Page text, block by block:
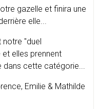
gazelle et finira une
elle...
"duel
elles prennent
dans cette catégorie...
Emilie & Mathilde